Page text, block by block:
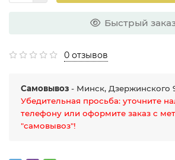
Быстрый
0 отзывов
Самовывоз - Минск, Дзержинского
Убедительная просьба: уточните
телефону или оформите заказ с
"самовывоз"!